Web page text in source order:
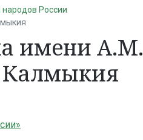
народов России
имени А.М.
Калмыкия